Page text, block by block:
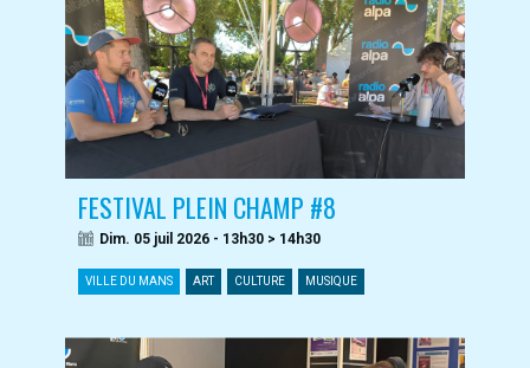
FESTIVAL PLEIN CHAMP #8
Dim. 05 juil 2026 - 13h30 > 14h30
VILLE DU MANS ART CULTURE MUSIQUE